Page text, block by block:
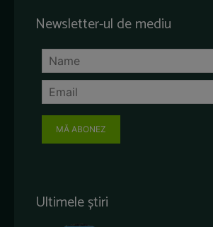
Newsletter-ul de mediu
MĂ ABONEZ
Ultimele știri